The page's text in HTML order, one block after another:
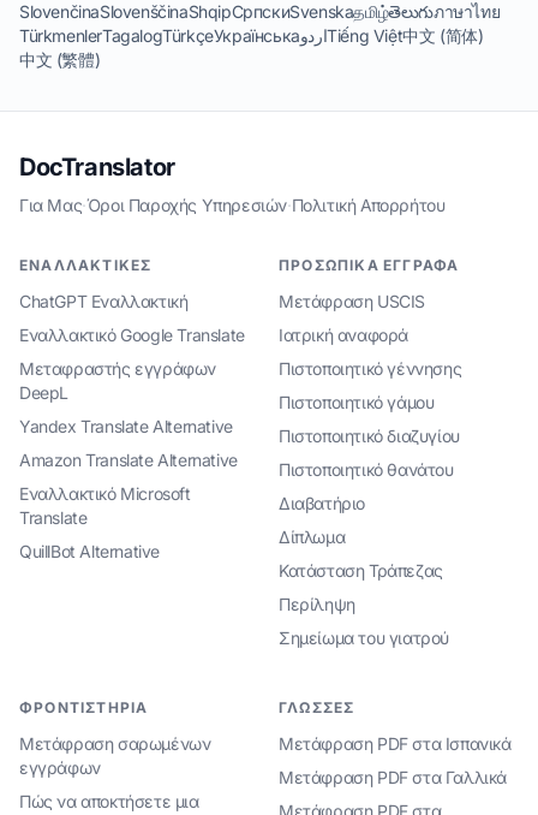
SlovenčinaSlovenščinaShqipСрпскиSvenskaதமிழ்తెలుగుภาษาไทย
TürkmenlerTagalogTürkçeУкраїнськаاردوTiếng Việt中文 (简体)
中文 (繁體)
DocTranslator
Για Μας·Όροι Παροχής Υπηρεσιών·Πολιτική Απορρήτου
ΕΝΑΛΛΑΚΤΙΚΈΣ
ChatGPT Εναλλακτική
Εναλλακτικό Google Translate
Μεταφραστής εγγράφων
DeepL
Yandex Translate Alternative
Amazon Translate Alternative
Εναλλακτικό Microsoft
Translate
QuillBot Alternative
ΠΡΟΣΩΠΙΚΆ ΈΓΓΡΑΦΑ
Μετάφραση USCIS
Ιατρική αναφορά
Πιστοποιητικό γέννησης
Πιστοποιητικό γάμου
Πιστοποιητικό διαζυγίου
Πιστοποιητικό θανάτου
Διαβατήριο
Δίπλωμα
Κατάσταση Τράπεζας
Περίληψη
Σημείωμα του γιατρού
ΦΡΟΝΤΙΣΤΉΡΙΑ
Μετάφραση σαρωμένων
εγγράφων
Πώς να αποκτήσετε μια
ΓΛΏΣΣΕΣ
Μετάφραση PDF στα Ισπανικά
Μετάφραση PDF στα Γαλλικά
Μετάφραση PDF στα